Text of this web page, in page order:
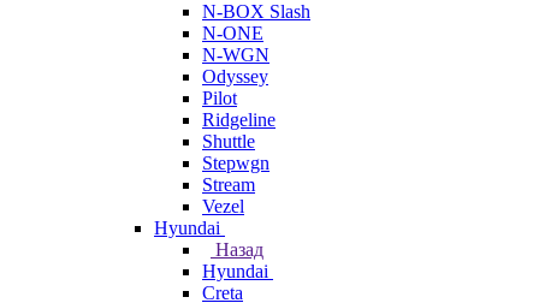
N-BOX Slash
N-ONE
N-WGN
Odyssey
Pilot
Ridgeline
Shuttle
Stepwgn
Stream
Vezel
Hyundai
Назад
Hyundai
Creta